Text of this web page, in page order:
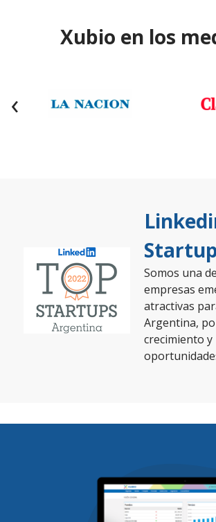
Xubio en los
‹
Somos una
empresas
atractivas
Argentina,
crecimiento y